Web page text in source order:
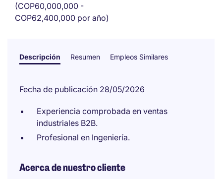
(COP60,000,000 -
COP62,400,000 por año)
Descripción Resumen Empleos Similares
Fecha de publicación 28/05/2026
Experiencia comprobada en ventas
industriales B2B.
Profesional en Ingeniería.
Acerca de nuestro cliente